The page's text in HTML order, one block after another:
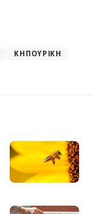
ΚΗΠΟΥΡΙΚΉ